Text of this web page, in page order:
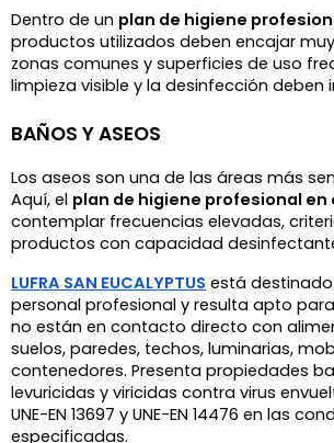
Dentro de un plan de higiene
productos utilizados deben encajar
zonas comunes y superficies de uso
limpieza visible y la desinfección deben
BAÑOS Y ASEOS
Los aseos son una de las áreas más
Aquí, el plan de higiene profesional en
contemplar frecuencias elevadas,
productos con capacidad
LUFRA SAN EUCALYPTUS está
personal profesional y resulta apto
no están en contacto directo con
suelos, paredes, techos, luminarias,
contenedores. Presenta propiedades
levuricidas y viricidas contra virus
UNE-EN 13697 y UNE-EN 14476 en las
especificadas.